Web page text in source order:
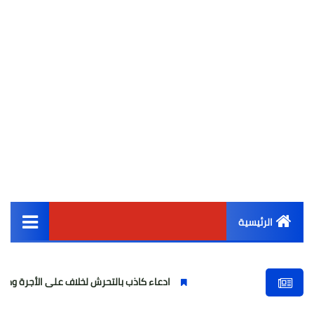
الرئيسية
أخبار مصر
ادعاء كاذب بالتحرش لخلاف على الأجرة وصحفية وهمية